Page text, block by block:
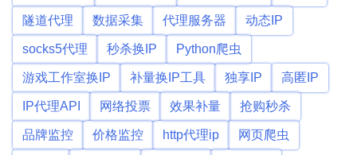
隧道代理 数据采集 代理服务器 动态IP
socks5代理 秒杀换IP Python爬虫
游戏工作室换IP 补量换IP工具 独享IP 高匿IP
IP代理API 网络投票 效果补量 抢购秒杀
品牌监控 价格监控 http代理ip 网页爬虫